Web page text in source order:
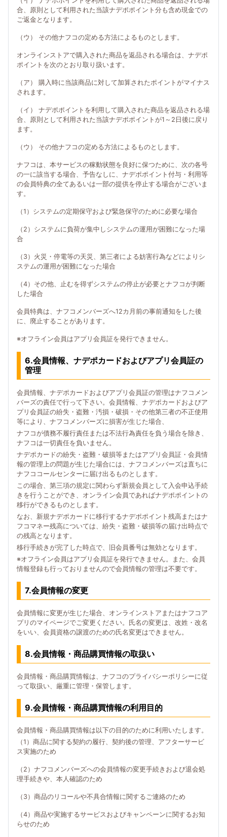
合、原則として利用された当該ナデポポイント分も含め現金での
ご返金となります。
（ウ） その他ナフコの定める方法によるものとします。
オンラインストアで購入された商品を返品される場合は、ナデポ
ポイントを次のとおり取り扱います。
（ア） 購入時に当該商品に対して加算されたポイントがマイナス
されます。
（イ） ナデポポイントを利用して購入された商品を返品される場
合、原則として利用された当該ナデポポイントが1～2日後に戻り
ます。
（ウ） その他ナフコの定める方法によるものとします。
ナフコは、本サービスの稼動状態を良好に保つために、次の各号
の一に該当する場合、予告なしに、ナデポポイント付与・利用等
の会員特典の全てあるいは一部の提供を停止する場合がございま
す。
（1）システムの定期保守および緊急保守のために必要な場合
（2）システムに負荷が集中しシステムの運用が困難になった場
合
（3）火災・停電等の天災、第三者による妨害行為などによりシ
ステムの運用が困難になった場合
（4）その他、止むを得ずシステムの停止が必要とナフコが判断
した場合
会員特典は、ナフコメンバーズへ12カ月前の事前通知をした後
に、廃止することがあります。
※オフライン会員はアプリ会員証を発行できません。
6.会員情報、ナデポカードおよびアプリ会員証の
管理
会員情報、ナデポカードおよびアプリ会員証の管理はナフコメン
バーズの責任で行って下さい。会員情報、ナデポカードおよびア
プリ会員証の紛失・盗難・汚損・破損・その他第三者の不正使用
等により、ナフコメンバーズに損害が生じた場合、
ナフコが債務不履行責任または不法行為責任を負う場合を除き、
ナフコは一切責任を負いません。
ナデポカードの紛失・盗難・破損等またはアプリ会員証・会員情
報の管理上の問題が生じた場合には、ナフコメンバーズは直ちに
ナフココールセンターに届け出るものとします。
この場合、第三項の規定に関わらず新規会員として入会申込手続
きを行うことができ、オンライン会員であればナデポポイントの
移行ができるものとします。
なお、新規ナデポカードに移行するナデポポイント残高またはナ
フコマネー残高については、紛失・盗難・破損等の届け出時点で
の残高となります。
移行手続きが完了した時点で、旧会員番号は無効となります。
※オフライン会員はアプリ会員証を発行できません。また、会員
情報登録も行っておりませんので会員情報の管理は不要です。
7.会員情報の変更
会員情報に変更が生じた場合、オンラインストアまたはナフコア
プリのマイページでご変更ください。氏名の変更は、改姓・改名
をいい、会員資格の譲渡のための氏名変更はできません。
8.会員情報・商品購買情報の取扱い
会員情報・商品購買情報は、ナフコのプライバシーポリシーに従
って取扱い、厳重に管理・保管します。
9.会員情報・商品購買情報の利用目的
会員情報・商品購買情報は以下の目的のために利用いたします。
（1）商品に関する契約の履行、契約後の管理、アフターサービ
ス実施のため
（2）ナフコメンバーズへの会員情報の変更手続きおよび退会処
理手続きや、本人確認のため
（3）商品のリコールや不具合情報に関するご連絡のため
（4）商品や実施するサービスおよびキャンペーンに関するお知
らせのため